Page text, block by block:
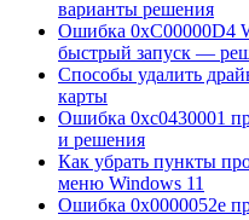
варианты решения
Ошибка 0xC00000D4
быстрый запуск —
Способы удалить
карты
Ошибка 0xc0430001
и решения
Как убрать пункты
меню Windows 11
Ошибка 0x0000052e